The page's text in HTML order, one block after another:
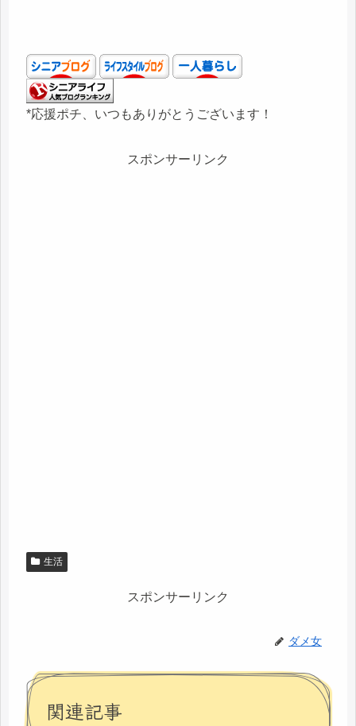
*応援ポチ、いつもありがとうございます！
スポンサーリンク
生活
スポンサーリンク
ダメ女
関連記事